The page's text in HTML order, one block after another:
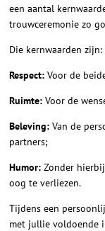
een aantal
trouwceremonie zo
Die kernwaarden zijn:
Respect: Voor de
Ruimte: Voor de
Beleving: Van de
partners;
Humor: Zonder
oog te verliezen.
Tijdens een
met jullie voldoende